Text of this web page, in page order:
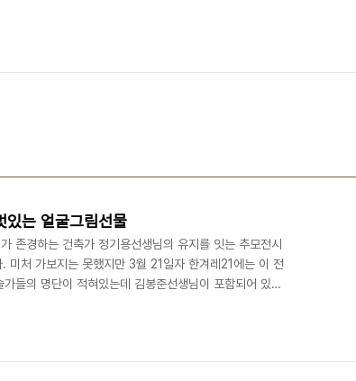
있는 얼굴그림선물
존경하는 건축가 정기용선생님의 유지를 잇는 추모전시
미처 가보지는 못했지만 3월 21일자 한겨레21에는 이 전
들의 명단이 적혀있는데 김봉준선생님이 포함되어 있었
라는 것을 알고서 꾸준히 관심을 가져왔다. 지난해에 그의
름하는 화두와 작품활동을 알게 되었지만 오래전부..